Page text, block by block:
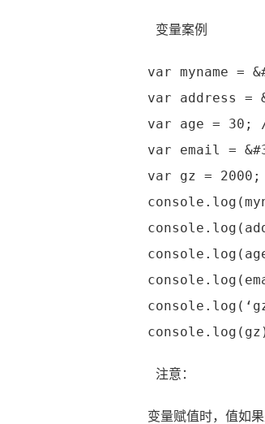
变量案例
var myname =
var address =
var age = 30;
var email =
var gz = 2000;
注意：
变量赋值时，值如果